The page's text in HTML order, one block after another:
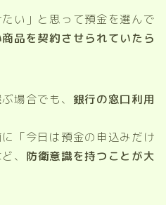
い」と思って預金を選んで
品を契約させられていたら
場合でも、 銀行の窓口利用
「今日は預金の申込みだけ
、 防衛意識を持つことが大